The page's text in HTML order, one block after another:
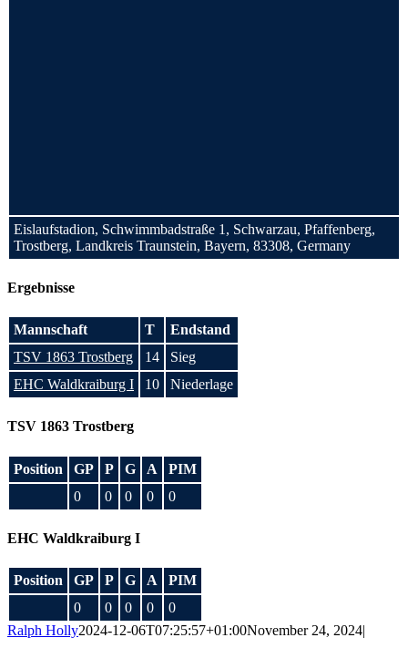
Eislaufstadion, Schwimmbadstraße 1, Schwarzau, Pfaffenberg,
Trostberg, Landkreis Traunstein, Bayern, 83308, Germany
Ergebnisse
Mannschaft T
Endstand
TSV 1863 Trostberg
14
Sieg
EHC Waldkraiburg I
10 Niederlage
TSV 1863 Trostberg
Position GP P G A
PIM
0
0 0 0 0
EHC Waldkraiburg I
Position GP P G A
PIM
0
0 0 0
0
Ralph Holly2024-12-06T07:25:57+01:00November 24, 2024|